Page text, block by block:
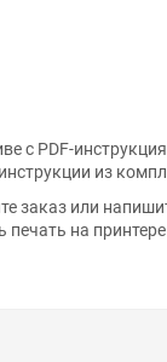
с PDF-
из
заказ или
на